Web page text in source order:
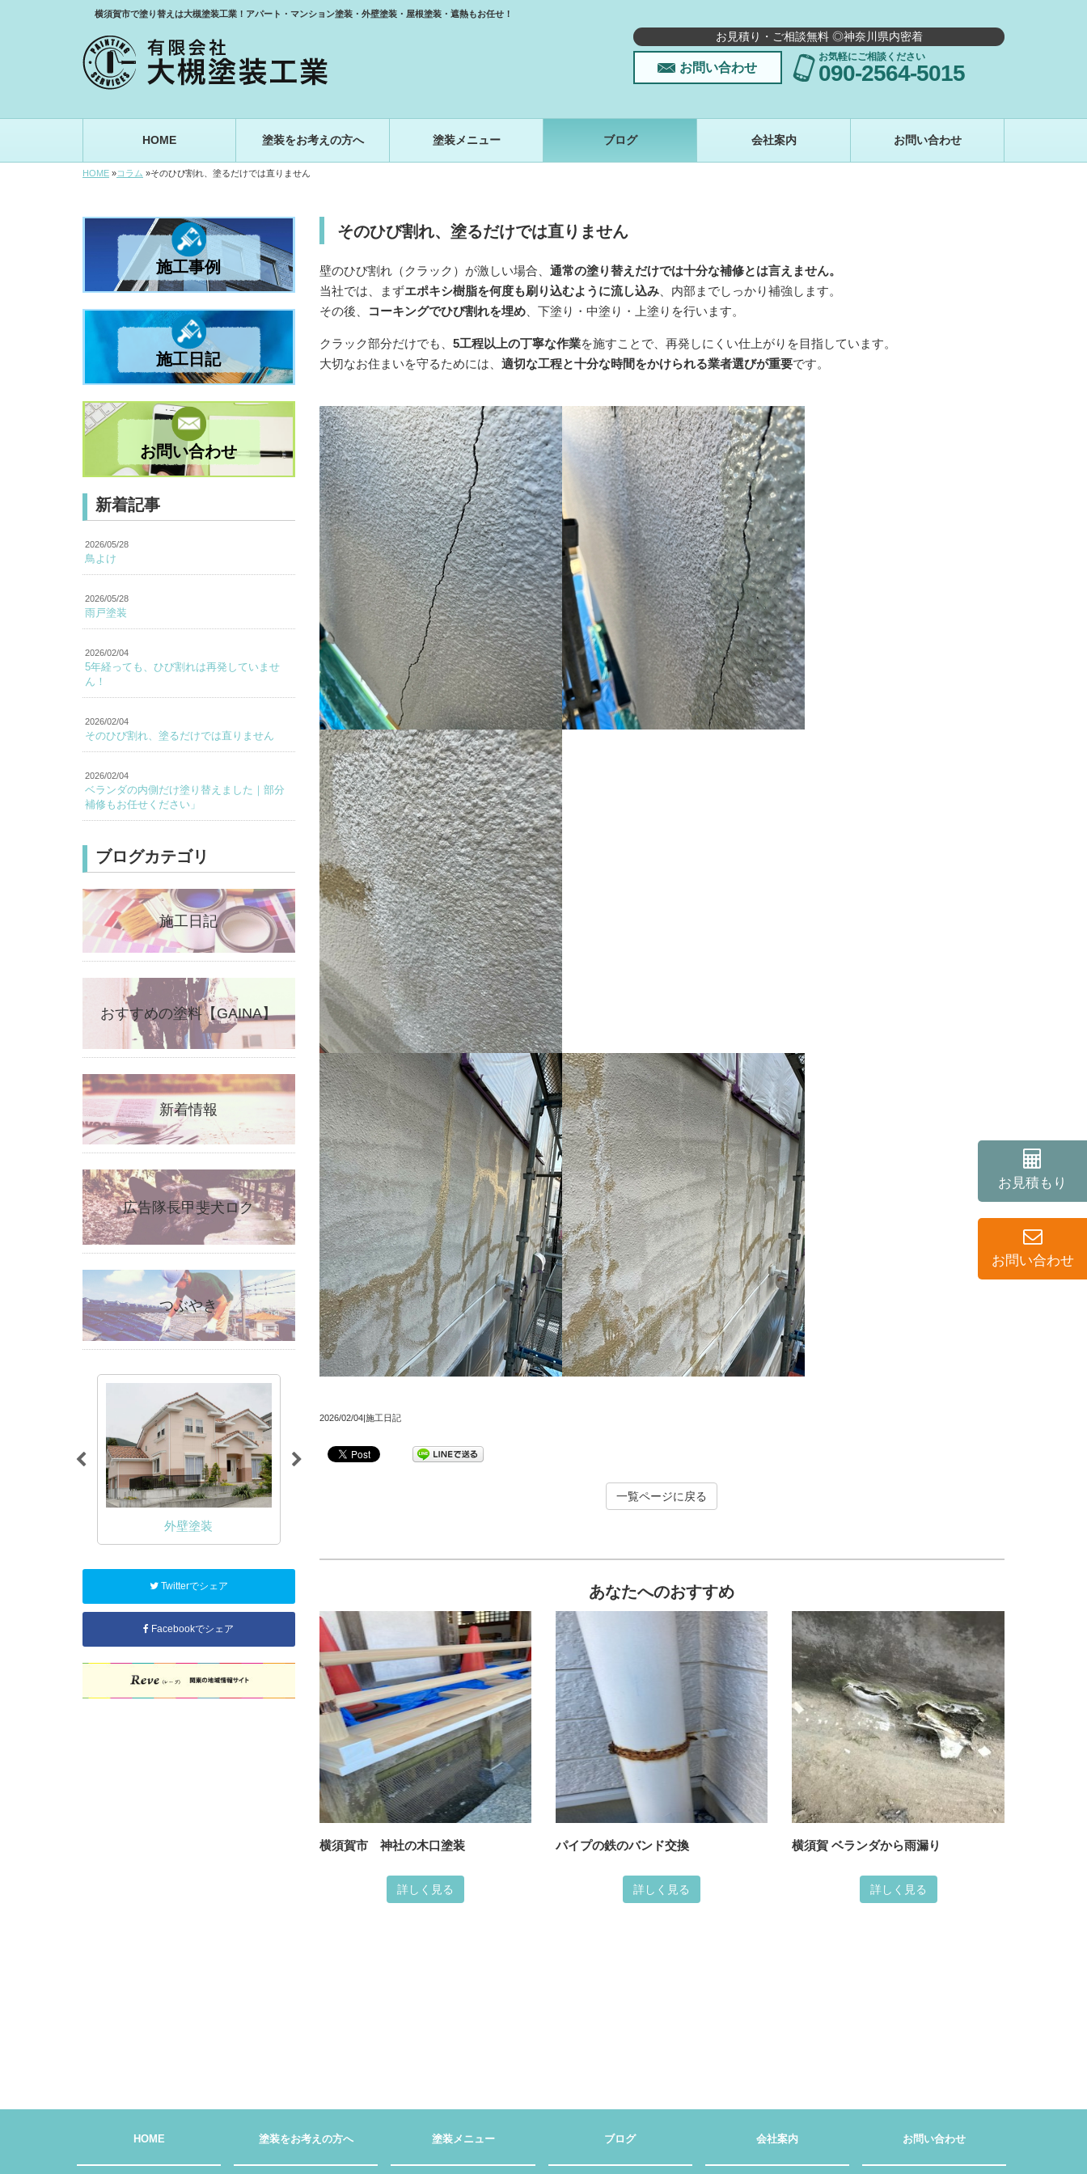
横須賀市で塗り替えは大槻塗装工業！アパート・マンション塗装・外壁塗装・屋根塗装・遮熱もお任せ！
お見積り・ご相談無料 ◎神奈川県内密着
お問い合わせ
お気軽にご相談ください
090-2564-5015
HOME 塗装をお考えの方へ 塗装メニュー ブログ 会社案内 お問い合わせ
HOME »コラム »そのひび割れ、塗るだけでは直りません
そのひび割れ、塗るだけでは直りません
壁のひび割れ（クラック）が激しい場合、 通常の塗り替えだけでは十分な補修とは言えません。
当社では、まずエポキシ樹脂を何度も刷り込むように流し込み、内部までしっかり補強します。
その後、
コーキングでひび割れを埋め、下塗り・中塗り・上塗りを行います。
クラック部分だけでも、 5工程以上の丁寧な作業を施すことで、再発しにくい仕上がりを目指しています。
大切なお住まいを守るためには、 適切な工程と十分な時間をかけられる業者選びが重要です。
2026/02/04|施工日記
一覧ページに戻る
あなたへのおすすめ
横須賀市 神社の木口塗装
詳しく見る
パイプの鉄のバンド交換
詳しく見る
横須賀 ベランダから雨漏り
詳しく見る
施工事例
施工日記
お問い合わせ
新着記事
2026/05/28
鳥よけ
2026/05/28
雨戸塗装
2026/02/04
5年経っても、ひび割れは再発していませ
ん！
2026/02/04
そのひび割れ、塗るだけでは直りません
2026/02/04
ベランダの内側だけ塗り替えました｜部分
補修もお任せください」
ブログカテゴリ
施工日記
おすすめの塗料【GAINA】
新着情報
広告隊長甲斐犬ロク
つぶやき
外壁塗装
Twitterでシェア
Facebookでシェア
HOME 塗装をお考えの方へ 塗装メニュー ブログ 会社案内 お問い合わせ
お見積もり
お問い合わせ